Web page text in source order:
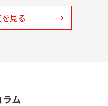
見る
ム